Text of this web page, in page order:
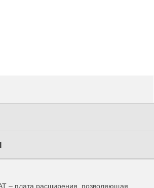
– плата расширения, позволяющая